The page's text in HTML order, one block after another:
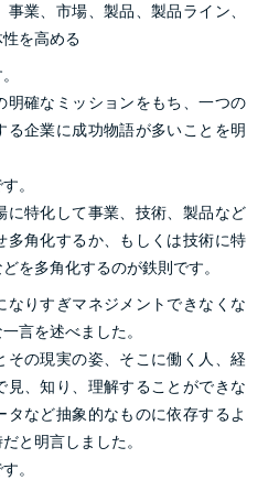
業、市場、製品、製品ライン、
を高める
明確なミッションをもち、一つの
る企業に成功物語が多いことを明
。
に特化して事業、技術、製品など
多角化するか、もしくは技術に特
を多角化するのが鉄則です。
なりすぎマネジメントできなくな
言を述べました。
その現実の姿、そこに働く人、経
見、知り、理解することができな
タなど抽象的なものに依存するよ
と明言しました。
。